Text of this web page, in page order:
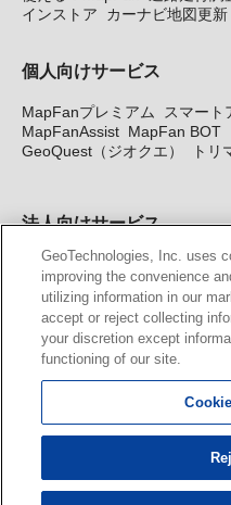
インストア
カーナビ地図更新
個人向けサービス
MapFanプレミアム
スマート
MapFanAssist MapFan BOT
GeoQuest（ジオクエ）
トリ
法人向けサービス
法人向け地図・位置情報サー
図API Windows PC向け地図
サービス
MAP WORLD+ ト
カーナビ地図更新サービス
MapFan スマートメンバーズ
KENWOOD MapFan Club
GeoTechnologies, Inc. uses
improving the convenience
utilizing information in our
accept or reject collecting
your discretion except
functioning of our site.